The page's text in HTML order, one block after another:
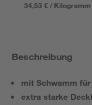
34,53 € / Kilogramm
Beschreibung
mit Schwamm
extra starke